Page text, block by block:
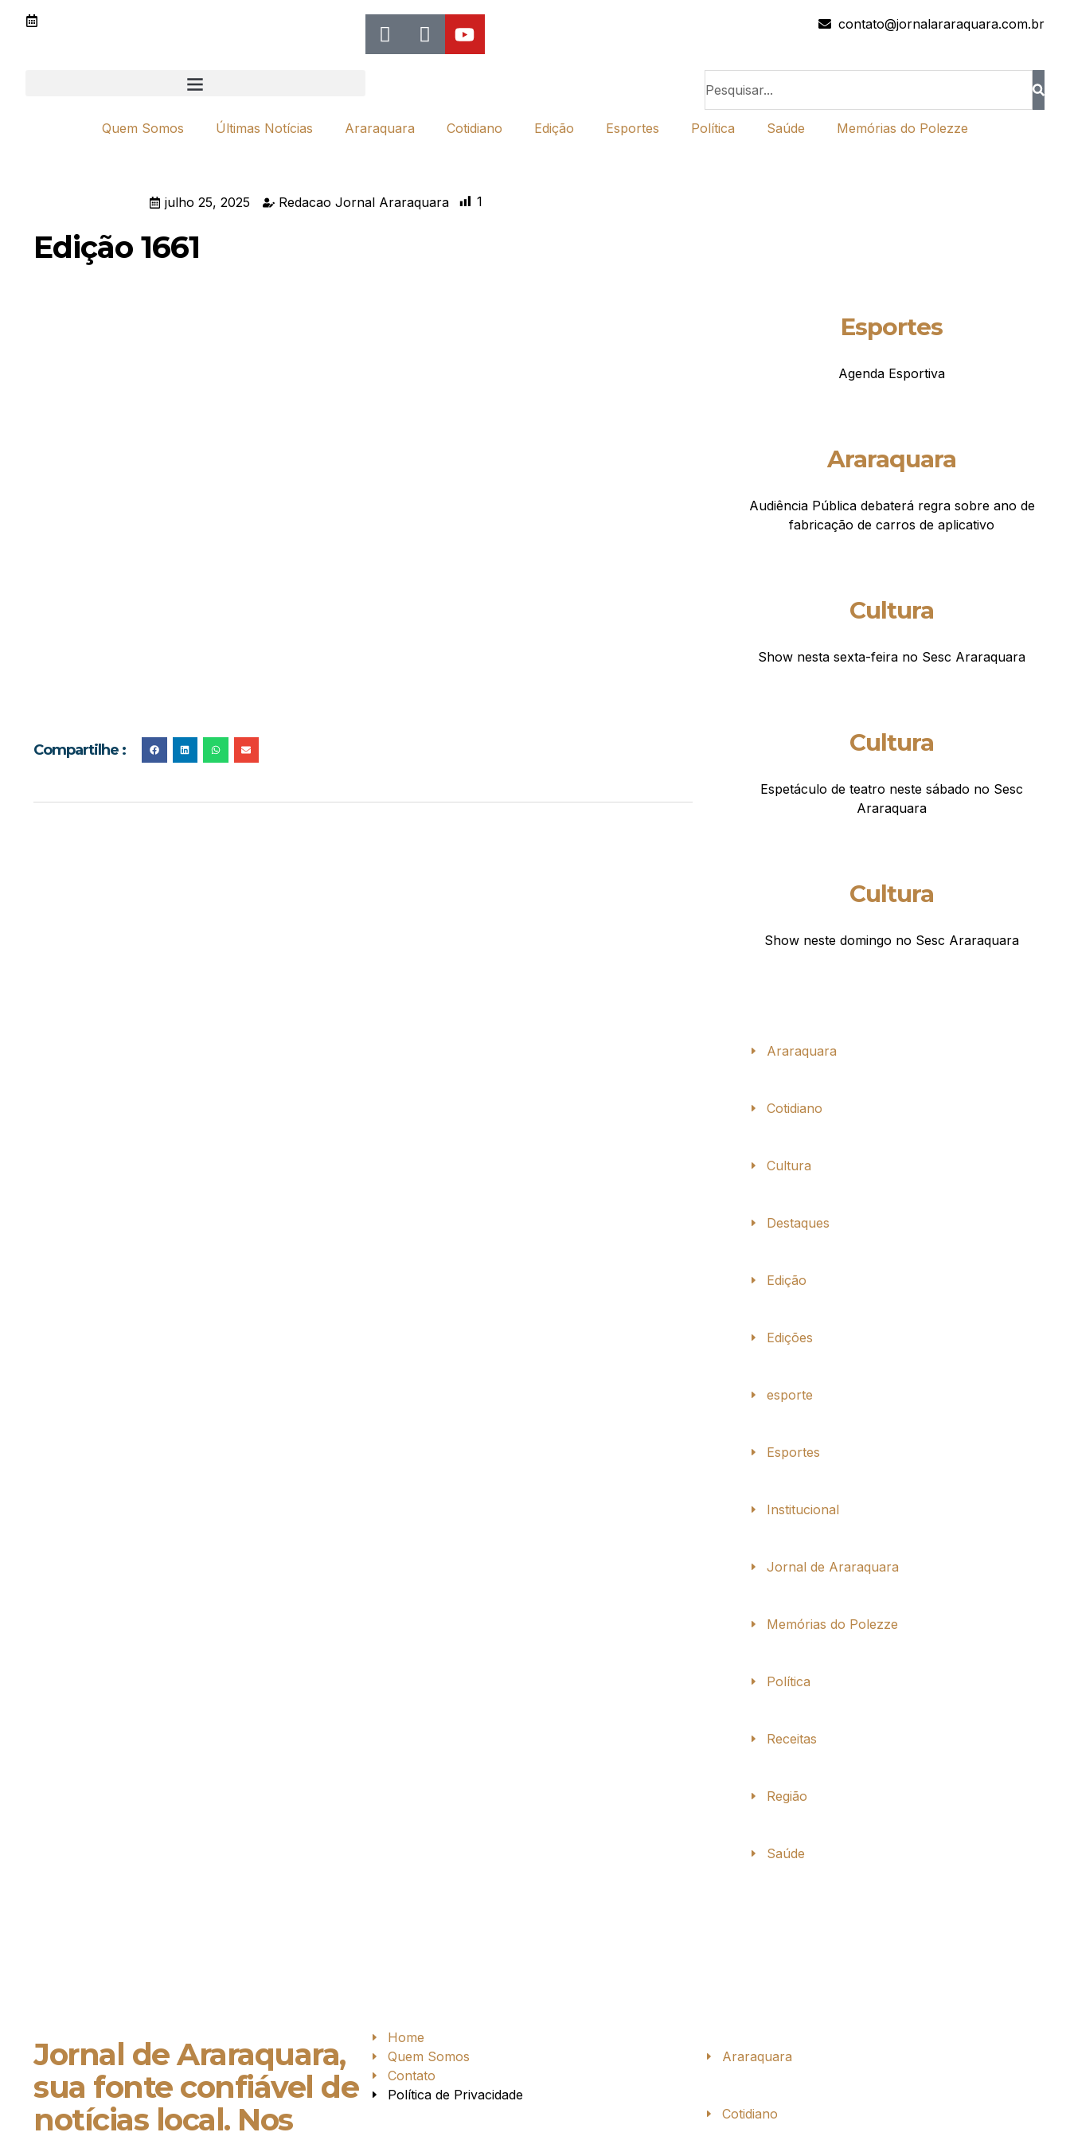
contato@jornalararaquara.com.br
Quem Somos Últimas Notícias Araraquara Cotidiano Edição Esportes Política Saúde Memórias do Polezze
julho 25, 2025 Redacao Jornal Araraquara 1
Edição 1661
Compartilhe :
Esportes
Agenda Esportiva
Araraquara
Audiência Pública debaterá regra sobre ano de
fabricação de carros de aplicativo
Cultura
Show nesta sexta-feira no Sesc Araraquara
Cultura
Espetáculo de teatro neste sábado no Sesc
Araraquara
Cultura
Show neste domingo no Sesc Araraquara
Araraquara
Cotidiano
Cultura
Destaques
Edição
Edições
esporte
Esportes
Institucional
Jornal de Araraquara
Memórias do Polezze
Política
Receitas
Região
Saúde
Jornal de Araraquara,
sua fonte confiável de
notícias local. Nos
Home
Quem Somos
Contato
Política de Privacidade
Araraquara
Cotidiano